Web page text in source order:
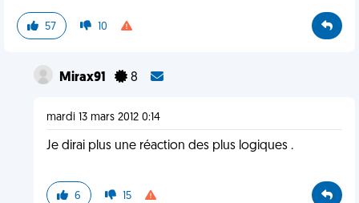
57 10
Mirax91 8
mardi 13 mars 2012 0:14
Je dirai plus une réaction des plus logiques .
6 15